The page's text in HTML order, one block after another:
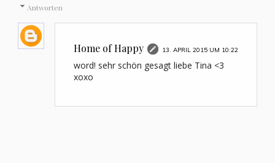
Antworten
Home of Happy 13. APRIL 2015 UM 10:22
word! sehr schön gesagt liebe Tina <3
xoxo